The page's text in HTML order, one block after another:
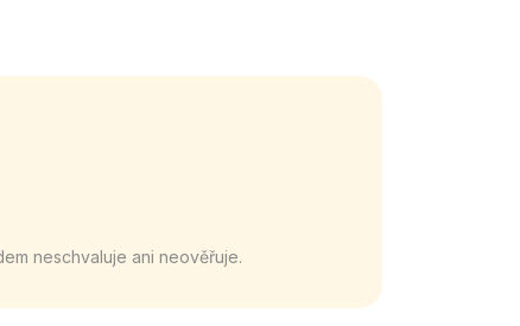
neschvaluje ani neověřuje.